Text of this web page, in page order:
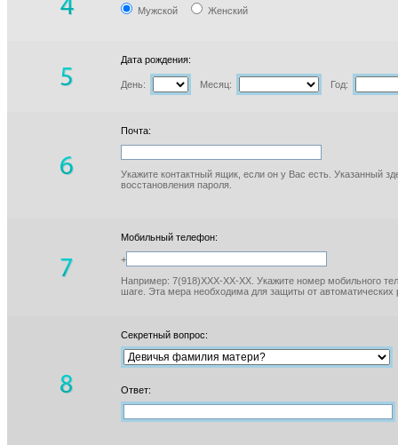
Мужской Женский
Дата рождения:
День: Месяц: Год:
Почта:
Укажите контактный ящик, если он у Вас есть. Указанный
восстановления пароля.
Мобильный телефон:
+
Например: 7(918)XXX-XX-XX. Укажите номер мобильного
шаге. Эта мера необходима для защиты от автоматических
Секретный вопрос:
Ответ: